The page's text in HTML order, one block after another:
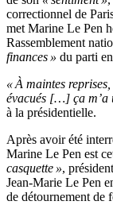
correctionnel de
met Marine Le Pen
Rassemblement
finances » du parti
« À maintes
évacués […] ça m’a
à la présidentielle.
Après avoir été
Marine Le Pen est
casquette »,
Jean-Marie Le Pen
de détournement de